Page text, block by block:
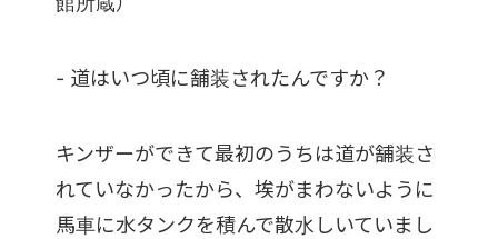
- 道はいつ頃に舗装されたんですか？
キンザーができて最初のうちは道が舗装さ
れていなかったから、埃がまわないように
馬車に水タンクを積んで散水しいていまし